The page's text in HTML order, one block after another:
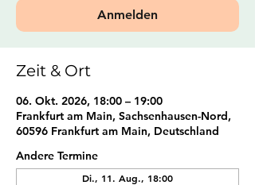
Anmelden
Zeit & Ort
06. Okt. 2026, 18:00 – 19:00
Frankfurt am Main, Sachsenhausen-Nord,
60596 Frankfurt am Main, Deutschland
Andere Termine
Di., 11. Aug., 18:00